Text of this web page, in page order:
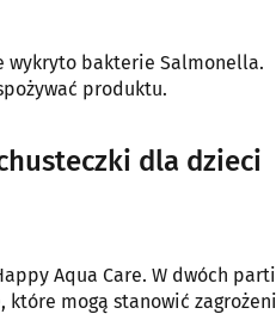
wykryto bakterie Salmonella.
produktu.
dla dzieci
Aqua Care. W dwóch
mogą stanowić